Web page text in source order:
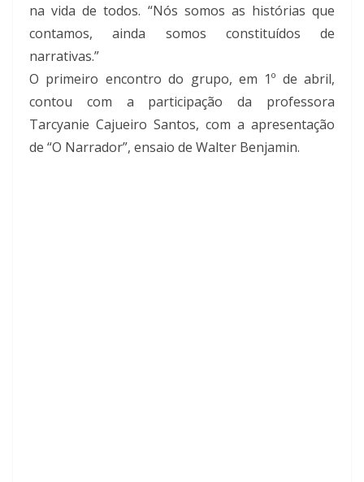
na vida de todos. “Nós somos as histórias que
contamos, ainda somos constituídos de
narrativas.”
O primeiro encontro do grupo, em 1º de abril,
contou com a participação da professora
Tarcyanie Cajueiro Santos, com a apresentação
de “O Narrador”, ensaio de Walter Benjamin.